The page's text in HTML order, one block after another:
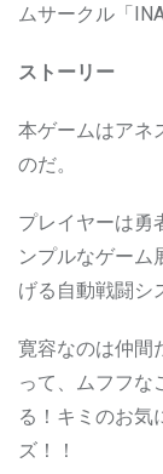
ムサークル「
ストーリー
本ゲームはアネ
のだ。
プレイヤーは勇
ンプルなゲーム
げる自動戦闘シ
寛容なのは仲間
って、ムフフな
る！キミのお気
ズ！！